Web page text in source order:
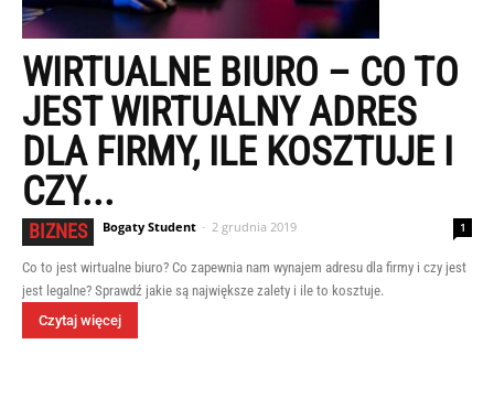
WIRTUALNE BIURO – CO TO
JEST WIRTUALNY ADRES
DLA FIRMY, ILE KOSZTUJE I
CZY...
BIZNES Bogaty Student - 2 grudnia 2019 1
Co to jest wirtualne biuro? Co zapewnia nam wynajem adresu dla firmy i czy jest
jest legalne? Sprawdź jakie są największe zalety i ile to kosztuje.
Czytaj więcej